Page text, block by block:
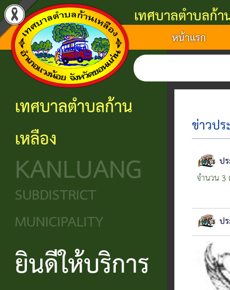
เทศบาลตำบลก้า
หน้าแรก
แนะนำ
เทศบาล
ความ
เป็นมา
ข้อมูล
พื้น
ฐาน
วิสัยทัศน์
และ
ยุทธศาสตร์
งาน
บริการ
ประชาชน
บริการ
ประชาชน
ศูนย์ช่วย
ประชาชน
แบบ
ฟอร์ม
โครงสร้าง
องค์กร
เทศบาล
โครงสร้าง
นิติบัญญัติ
โครงสร้าง
บริหาร
โครงสร้าง
ส่วน
ศูนย์
ข้อมูล
ข่าวสาร
และ
แผน
งาน
ข้อมูล
ข่าวสาร
สถานะ
ติดต่อ
ข้อมูล
ติดต่อ
แจ้ง
ความ
เดือด
ร้อน
ร้อง
ร้อง
ทุกข์
เทศบาลตำบลก้าน
เหลือง
KANLUANG
SUBDISTRICT
MUNICIPALITY
ยินดีให้บริการ
ข่าวป
ป
จำนวน 3
ป